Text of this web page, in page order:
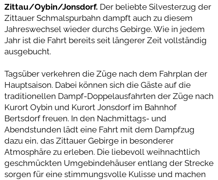
Zittau/Oybin/Jonsdorf. Der beliebte Silvesterzug der
Zittauer Schmalspurbahn dampft auch zu diesem
Jahreswechsel wieder durchs Gebirge. Wie in jedem
Jahr ist die Fahrt bereits seit längerer Zeit vollständig
ausgebucht.
Tagsüber verkehren die Züge nach dem Fahrplan der
Hauptsaison. Dabei können sich die Gäste auf die
traditionellen Dampf-Doppelausfahrten der Züge nach
Kurort Oybin und Kurort Jonsdorf im Bahnhof
Bertsdorf freuen. In den Nachmittags- und
Abendstunden lädt eine Fahrt mit dem Dampfzug
dazu ein, das Zittauer Gebirge in besonderer
Atmosphäre zu erleben. Die liebevoll weihnachtlich
geschmückten Umgebindehäuser entlang der Strecke
sorgen für eine stimmungsvolle Kulisse und machen